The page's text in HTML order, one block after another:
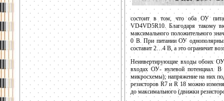
состоит в том, что оба ОУ
VD4VD5R10. Благодаря такому
максимального положительного
0 В. При питании ОУ
составит 2…4 В, а это ограничит
Неинвертирующие входы обоих
входах ОУ- нулевой потенциал.
микросхемы); напряжение на них
резисторов R7 и R 18 можно
до максимального (движки